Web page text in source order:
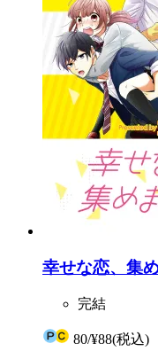
幸せな恋、集
完結
80/¥88(税込)